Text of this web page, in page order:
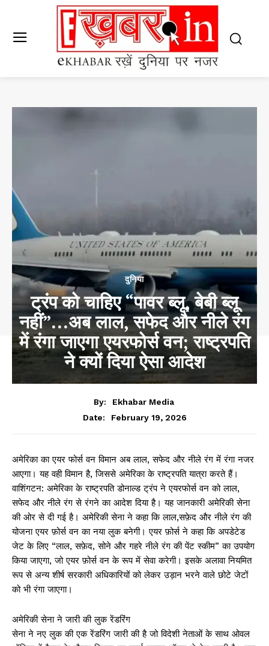
दुनिया
ट्रंप को चाहिए “पावर ब्लू, बेबी ब्लू
नहीं”…अब लाल, सफेद और नीले रंग
में रंगा जाएगा एयरफोर्स वन; राष्ट्रपति
ने क्यों दिया ऐसा आदेश
By:
Ekhabar Media
Date:
February 19, 2026
अमेरिका का एयर फोर्स वन विमान अब लाल, सफेद और नीले रंग में रंगा नजर
आएगा। यह वही विमान है, जिससे अमेरिका के राष्ट्रपति यात्रा करते हैं।
वाशिंगटन: अमेरिका के राष्ट्रपति डोनाल्ड ट्रंप ने एयरफोर्स वन को लाल,
सफेद और नीले रंग से रंगने का आदेश दिया है। यह जानकारी अमेरिकी सेना
की ओर से दी गई है। अमेरिकी सेना ने कहा कि लाल,सफ़ेद और नीले रंग की
योजना एयर फ़ोर्स वन का नया लुक बनेगी। एयर फ़ोर्स ने कहा कि अपडेटेड
जेट के लिए “लाल, सफ़ेद, सोने और गहरे नीले रंग की पेंट स्कीम” का उपयोग
किया जाएगा, जो एयर फ़ोर्स वन के रूप में सेवा करेगी। इसके अलावा नियमित
रूप से अन्य शीर्ष सरकारी अधिकारियों को लेकर उड़ान भरने वाले छोटे जेटों
को भी रंगा जाएगा।
अमेरिकी सेना ने जारी की लुक रेंडरिंग
सेना ने नए लुक की एक रेंडरिंग जारी की है जो विदेशी नेताओं के साथ ओवल